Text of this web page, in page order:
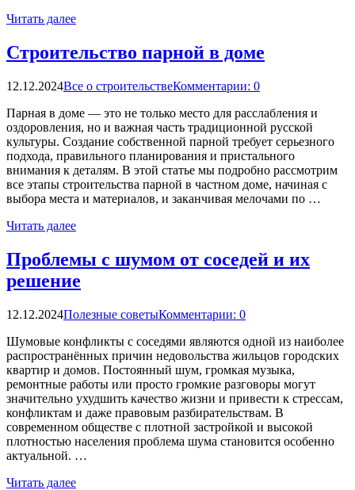
Читать далее
Строительство парной в доме
12.12.2024Все о строительствеКомментарии: 0
Парная в доме — это не только место для расслабления и
оздоровления, но и важная часть традиционной русской
культуры. Создание собственной парной требует серьезного
подхода, правильного планирования и пристального
внимания к деталям. В этой статье мы подробно рассмотрим
все этапы строительства парной в частном доме, начиная с
выбора места и материалов, и заканчивая мелочами по …
Читать далее
Проблемы с шумом от соседей и их
решение
12.12.2024Полезные советыКомментарии: 0
Шумовые конфликты с соседями являются одной из наиболее
распространённых причин недовольства жильцов городских
квартир и домов. Постоянный шум, громкая музыка,
ремонтные работы или просто громкие разговоры могут
значительно ухудшить качество жизни и привести к стрессам,
конфликтам и даже правовым разбирательствам. В
современном обществе с плотной застройкой и высокой
плотностью населения проблема шума становится особенно
актуальной. …
Читать далее